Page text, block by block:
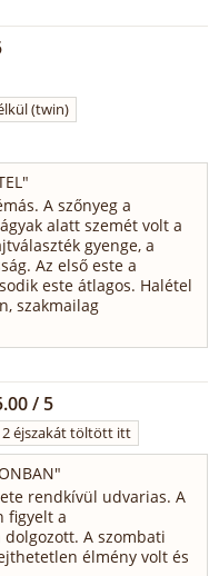
(twin)
"
A szőnyeg a
alatt szemét volt a
gyenge, a
Az első este a
este átlagos. Halétel
szakmailag
/ 5
2 éjszakát töltött itt
"
rendkívül udvarias. A
figyelt a
A szombati
élmény volt és